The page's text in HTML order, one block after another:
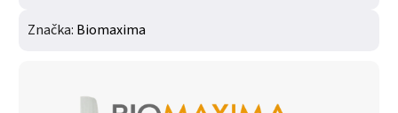
Značka: Biomaxima